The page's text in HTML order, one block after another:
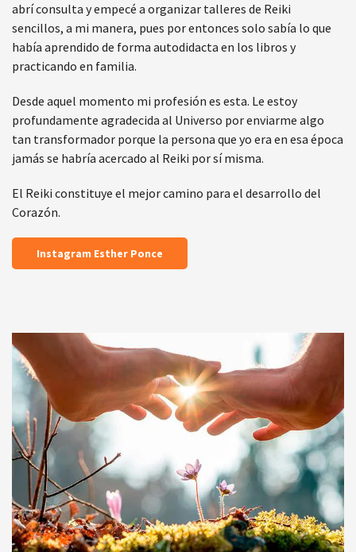
abrí consulta y empecé a organizar talleres de Reiki
sencillos, a mi manera, pues por entonces solo sabía lo que
había aprendido de forma autodidacta en los libros y
practicando en familia.
Desde aquel momento mi profesión es esta. Le estoy
profundamente agradecida al Universo por enviarme algo
tan transformador porque la persona que yo era en esa época
jamás se habría acercado al Reiki por sí misma.
El Reiki constituye el mejor camino para el desarrollo del
Corazón.
Instagram Esther Ponce